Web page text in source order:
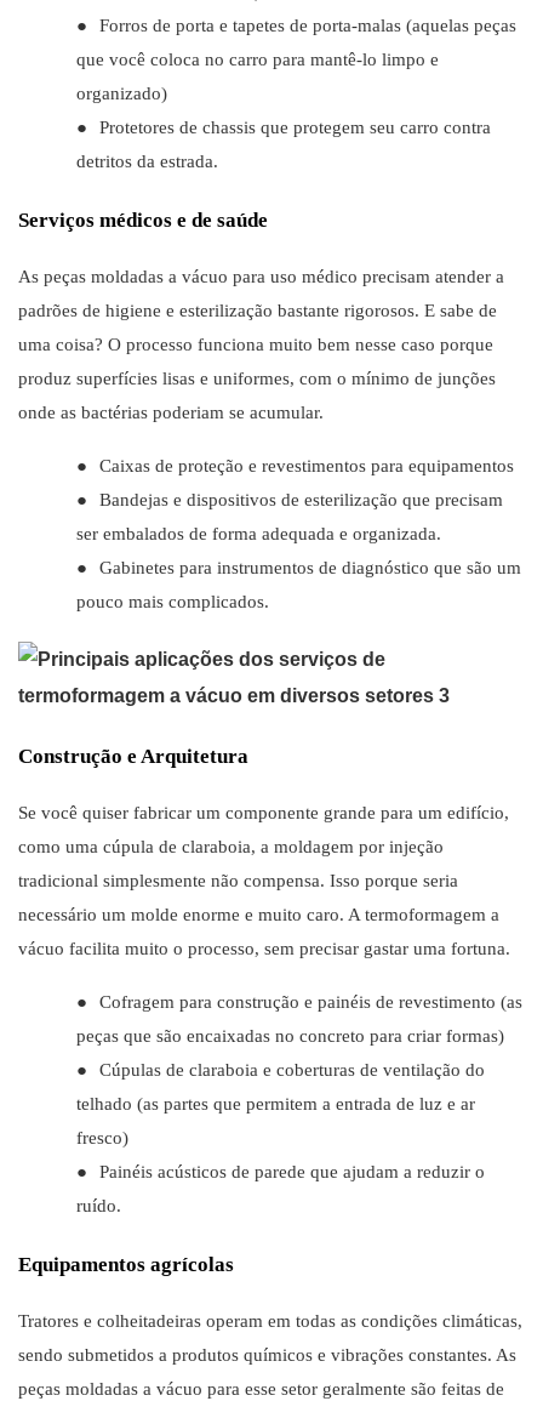
●
Forros de porta e tapetes de porta-malas (aquelas peças
que você coloca no carro para mantê-lo limpo e
organizado)
●
Protetores de chassis que protegem seu carro contra
detritos da estrada.
Serviços médicos e de saúde
As peças moldadas a vácuo para uso médico precisam atender a
padrões de higiene e esterilização bastante rigorosos. E sabe de
uma coisa? O processo funciona muito bem nesse caso porque
produz superfícies lisas e uniformes, com o mínimo de junções
onde as bactérias poderiam se acumular.
●
Caixas de proteção e revestimentos para equipamentos
●
Bandejas e dispositivos de esterilização que precisam
ser embalados de forma adequada e organizada.
●
Gabinetes para instrumentos de diagnóstico que são um
pouco mais complicados.
Construção e Arquitetura
Se você quiser fabricar um componente grande para um edifício,
como uma cúpula de claraboia, a moldagem por injeção
tradicional simplesmente não compensa. Isso porque seria
necessário um molde enorme e muito caro. A termoformagem a
vácuo facilita muito o processo, sem precisar gastar uma fortuna.
●
Cofragem para construção e painéis de revestimento (as
peças que são encaixadas no concreto para criar formas)
●
Cúpulas de claraboia e coberturas de ventilação do
telhado (as partes que permitem a entrada de luz e ar
fresco)
●
Painéis acústicos de parede que ajudam a reduzir o
ruído.
Equipamentos agrícolas
Tratores e colheitadeiras operam em todas as condições climáticas,
sendo submetidos a produtos químicos e vibrações constantes. As
peças moldadas a vácuo para esse setor geralmente são feitas de